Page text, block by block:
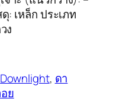
: เหล็ก ประเภท
ง
Downlight, ดา
ย